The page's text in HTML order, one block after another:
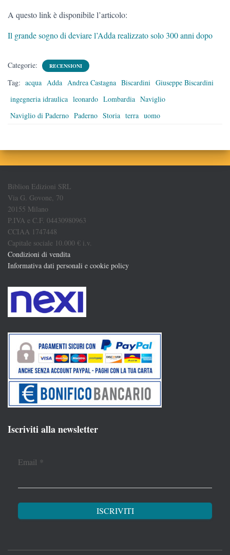
A questo link è disponibile l’articolo:
Il grande sogno di deviare l’Adda realizzato solo 300 anni dopo
Categorie: RECENSIONI
Tag: acqua Adda Andrea Castagna Biscardini Giuseppe Biscardini
ingegneria idraulica leonardo Lombardia Naviglio
Naviglio di Paderno Paderno Storia terra uomo
Biblion Edizioni SRL
Via G. Govone, 70
20155 Milano
P.IVA e C.F. 04430980963
CCIAA 1747448
Capitale sociale 10.000 € i.v.
Condizioni di vendita
Informativa dati personali e cookie policy
Iscriviti alla newsletter
Email *